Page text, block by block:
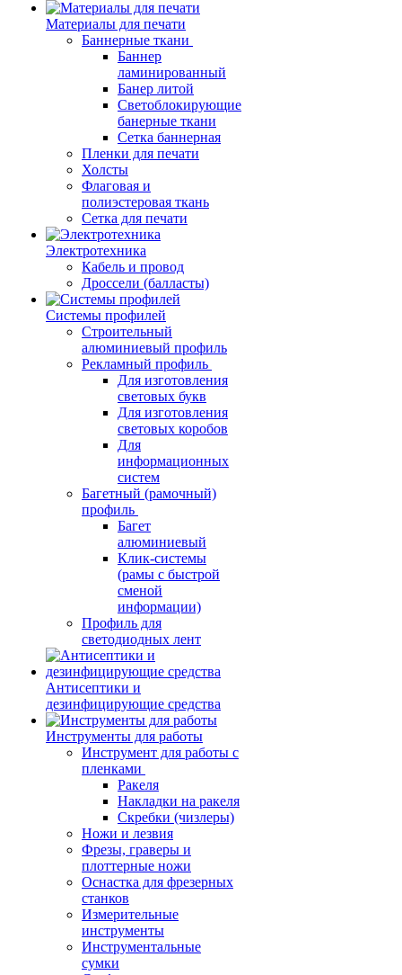
Материалы для печати
Баннерные ткани
Баннер
ламинированный
Банер литой
Светоблокирующие
банерные ткани
Сетка баннерная
Пленки для печати
Холсты
Флаговая и
полиэстеровая ткань
Сетка для печати
Электротехника
Кабель и провод
Дроссели (балласты)
Системы профилей
Строительный
алюминиевый профиль
Рекламный профиль
Для изготовления
световых букв
Для изготовления
световых коробов
Для
информационных
систем
Багетный (рамочный)
профиль
Багет
алюминиевый
Клик-системы
(рамы с быстрой
сменой
информации)
Профиль для
светодиодных лент
Антисептики и
дезинфицирующие средства
Инструменты для работы
Инструмент для работы с
пленками
Ракеля
Накладки на ракеля
Скребки (чизлеры)
Ножи и лезвия
Фрезы, граверы и
плоттерные ножи
Оснастка для фрезерных
станков
Измерительные
инструменты
Инструментальные
сумки